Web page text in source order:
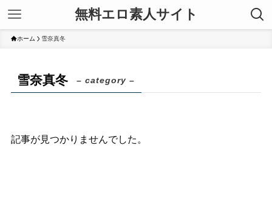
無料エロ素人サイト
ホーム 雪奈真冬
雪奈真冬 – category –
記事が見つかりませんでした。